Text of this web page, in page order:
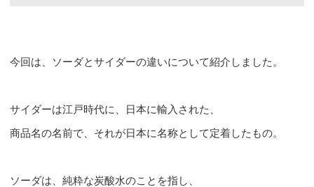
今回は、ソーダとサイダーの違いについて紹介しました。
サイダーは江戸時代に、日本に輸入された、
商品名の名前で、それが日本に名称として定着したもの。
ソーダは、純粋な炭酸水のことを指し、